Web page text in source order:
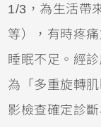
1/3，為生活帶
等），有時疼
睡眠不足。經
為「多重旋轉
影檢查確定診